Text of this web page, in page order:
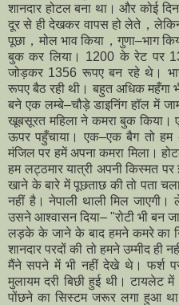
शानदार होटल बना था। और कोई
दूर से ही देखकर वापस हो लेते，
पूछा，मोल भाव किया，गुणा–भाग
बुक कर लिया। 1200 के रेट पर
जोड़कर 1356 रूपए बन रहे थे।
रूपए बैठ रही थी। बहुत अधिक महँगा
बने एक लम्बे–चौड़े डाइनिंग हॉल में
खूबसूरत महिला ने कमरा बुक
ऊपर पहुँचाया। एक–एक बैग तो हम
मंजिल पर हमें अपना कमरा मिला।
हम लट्ठमार यात्री अपनी किस्मत
खाने के बारे में पूछताछ की तो पता
नहीं है। नेपाली थाली मिल जाएगी।
उसने आश्वासन दिया– "रोटी भी बन
लड़के के जाने के बाद हमने कमरे का
शानदार परदों की तो हमने उम्मीद ही
मैंने सपने में भी नहीं देखे थे। फर्श
मुलायम दरी बिछी हुई थी। टायलेट
पोंछने का सिस्टम जरूर लगा हुआ